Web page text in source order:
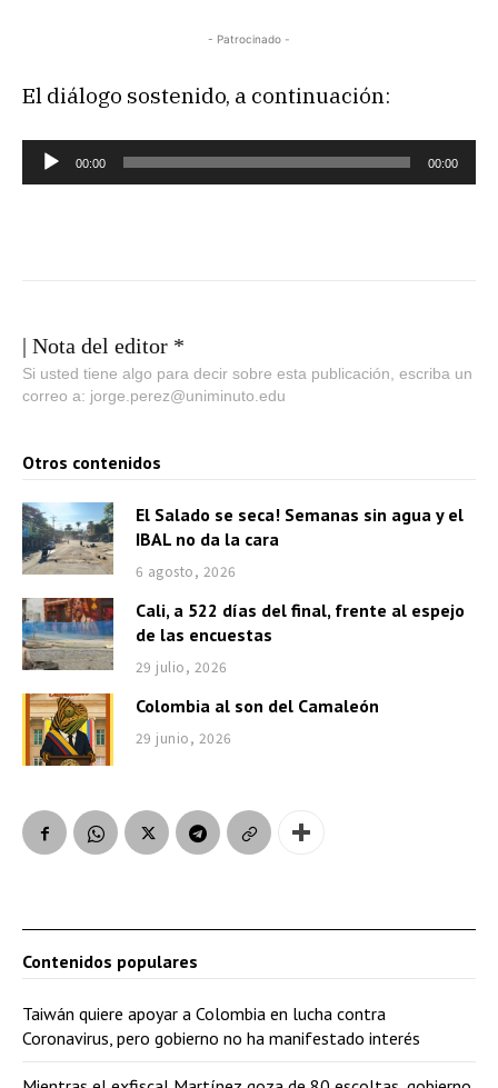
- Patrocinado -
El diálogo sostenido, a continuación:
e
u
c
t
r
d
e
a
d
i
00:00 00:00
| Nota del editor *
Si usted tiene algo para decir sobre esta publicación, escriba un
correo a: jorge.perez@uniminuto.edu
Otros contenidos
El Salado se seca! Semanas sin agua y el
IBAL no da la cara
6 agosto, 2026
Cali, a 522 días del final, frente al espejo
de las encuestas
29 julio, 2026
Colombia al son del Camaleón
29 junio, 2026
Contenidos populares
Taiwán quiere apoyar a Colombia en lucha contra
Coronavirus, pero gobierno no ha manifestado interés